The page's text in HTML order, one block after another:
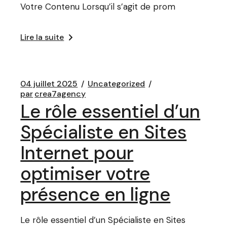
Votre Contenu Lorsqu’il s’agit de prom
Lire la suite
04 juillet 2025
Uncategorized
parcrea7agency
Le rôle essentiel d’un
Spécialiste en Sites
Internet pour
optimiser votre
présence en ligne
Le rôle essentiel d’un Spécialiste en Sites